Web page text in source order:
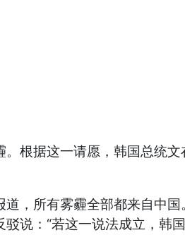
根据这一请愿，韩国总统
，所有雾霾全部都来自中
说：“若这一说法成立，